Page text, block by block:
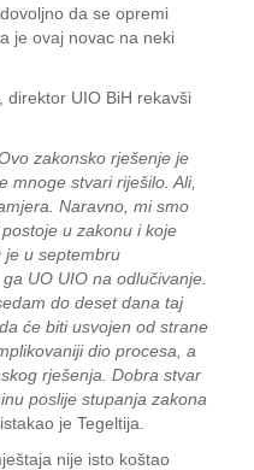
da se opremi
je ovaj novac na neki
direktor UIO BiH rekavši
zakonsko rješenje je
mnoge stvari riješilo. Ali,
Naravno, mi smo
u zakonu i koje
je u septembru
UO UIO na odlučivanje.
do deset dana taj
će biti usvojen od strane
dio procesa, a
rješenja. Dobra stvar
poslije stupanja zakona
je Tegeltija.
nije isto koštao